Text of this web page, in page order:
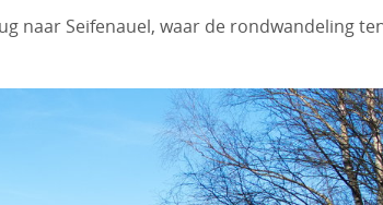
naar Seifenauel, waar de rondwandeling